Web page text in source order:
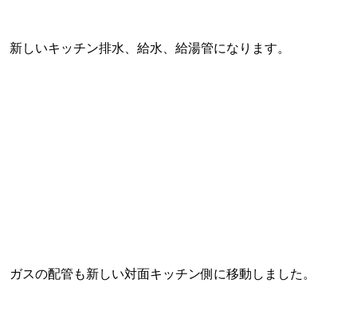
新しいキッチン排水、給水、給湯管になります。
ガスの配管も新しい対面キッチン側に移動しました。